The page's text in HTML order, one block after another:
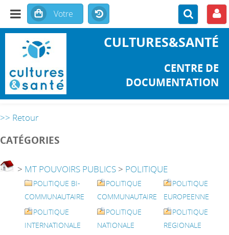
CULTURES&SANTÉ
CENTRE DE
DOCUMENTATION
>> Retour
CATÉGORIES
> MT POUVOIRS PUBLICS > POLITIQUE
POLITIQUE BI-
COMMUNAUTAIRE
POLITIQUE
COMMUNAUTAIRE
POLITIQUE
EUROPEENNE
POLITIQUE
INTERNATIONALE
POLITIQUE
NATIONALE
POLITIQUE
REGIONALE